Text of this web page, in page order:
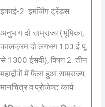
इकाई-2: इमर्जिंग ट्रेंड्स
अनुभाग दो साम्राज्य (भूमिका,
कालक्रम दो लगभग 100 ई.पू.
से 1300 ईसवी), विषय 2: तीन
महाद्वीपों में फैला हुआ साम्राज्य,
मानचित्र व प्रोजेक्ट कार्य